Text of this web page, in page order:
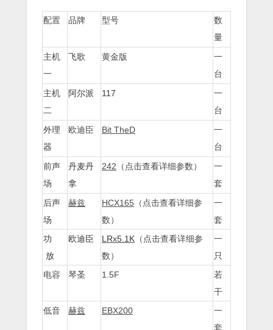
配置 品牌 型号
数
量
主机
一
飞歌 黄金版
一
台
主机
二
阿尔派 117
一
台
外理
器
欧迪臣 Bit TheD
一
台
前声
场
丹麦丹
拿
242 （点击查看详细参数）
一
套
后声
场
赫兹 HCX165 （点击查看详细参
数）
一
套
功
放
欧迪臣 LRx5.1K （点击查看详细参
数）
一
只
电容
琴圣 1.5F
若
干
低音
赫兹 EBX200
一
套